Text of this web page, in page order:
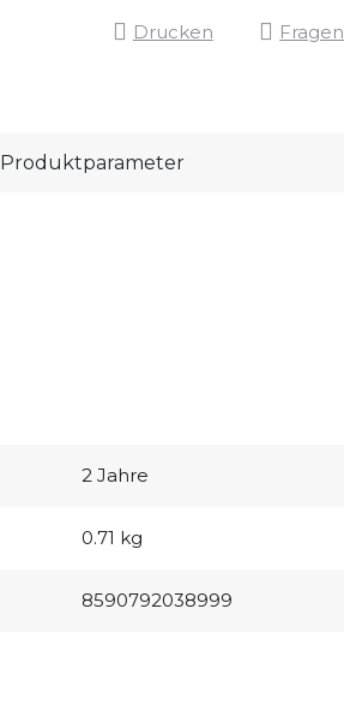
Drucken Fragen
Produktparameter
2 Jahre
0.71 kg
8590792038999